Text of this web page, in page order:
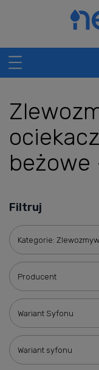
Filtruj
Kategorie:
Producent
Wariant Syfonu
Wariant syfonu